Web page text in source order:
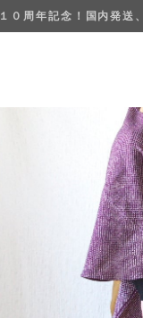
１０周年記念！国内発送